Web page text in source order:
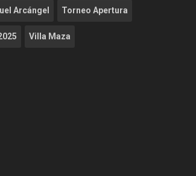
Arcángel Torneo Apertura
Villa Maza